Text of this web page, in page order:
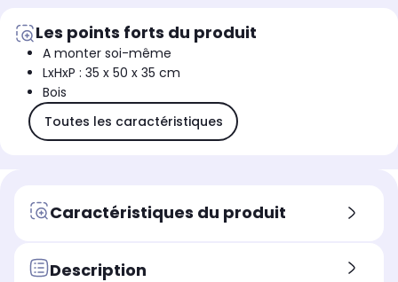
Les points forts du produit
A monter soi-même
LxHxP : 35 x 50 x 35 cm
Bois
Toutes les caractéristiques
Caractéristiques du produit
Description